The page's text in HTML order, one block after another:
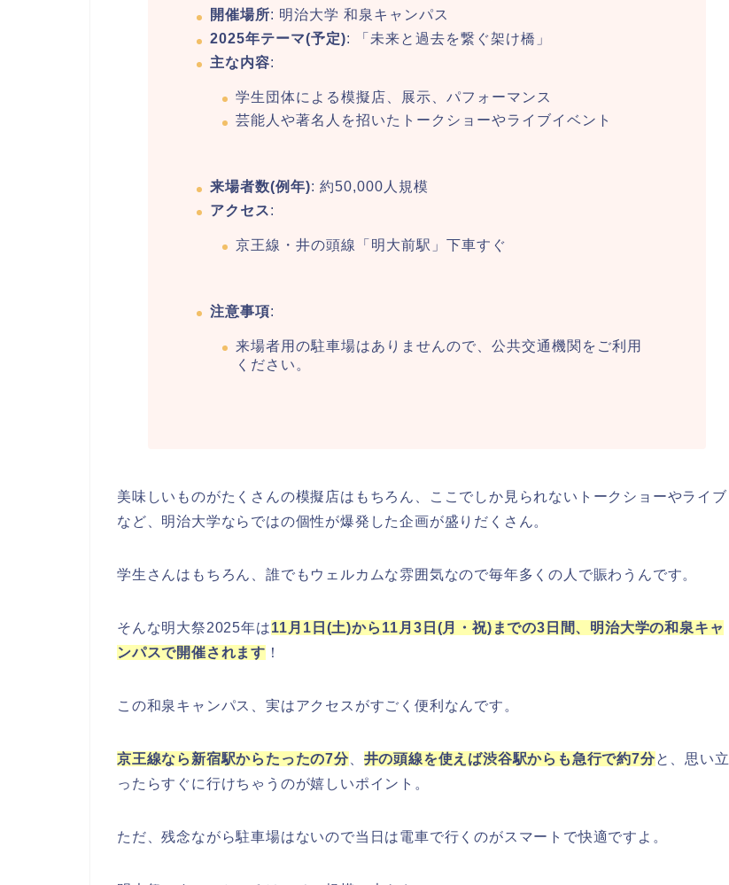
開催場所: 明治大学 和泉キャンパス
2025年テーマ(予定): 「未来と過去を繋ぐ架け橋」
主な内容:
学生団体による模擬店、展示、パフォーマンス
芸能人や著名人を招いたトークショーやライブイベント
来場者数(例年): 約50,000人規模
アクセス:
京王線・井の頭線「明大前駅」下車すぐ
注意事項:
来場者用の駐車場はありませんので、公共交通機関をご利用
ください。
美味しいものがたくさんの模擬店はもちろん、ここでしか見られないトークショーやライブ
など、明治大学ならではの個性が爆発した企画が盛りだくさん。
学生さんはもちろん、誰でもウェルカムな雰囲気なので毎年多くの人で賑わうんです。
そんな明大祭2025年は11月1日(土)から11月3日(月・祝)までの3日間、明治大学の和泉キャ
ンパスで開催されます ！
この和泉キャンパス、実はアクセスがすごく便利なんです。
京王線なら新宿駅からたったの7分、 井の頭線を使えば渋谷駅からも急行で約7分と、思い立
ったらすぐに行けちゃうのが嬉しいポイント。
ただ、残念ながら駐車場はないので当日は電車で行くのがスマートで快適ですよ。